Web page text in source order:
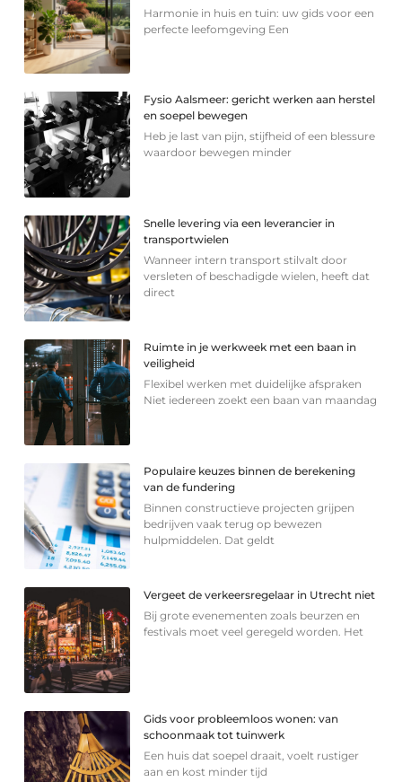
Harmonie in huis en tuin: uw gids voor een
perfecte leefomgeving Een
Fysio Aalsmeer: gericht werken aan herstel
en soepel bewegen
Heb je last van pijn, stijfheid of een blessure
waardoor bewegen minder
Snelle levering via een leverancier in
transportwielen
Wanneer intern transport stilvalt door
versleten of beschadigde wielen, heeft dat
direct
Ruimte in je werkweek met een baan in
veiligheid
Flexibel werken met duidelijke afspraken
Niet iedereen zoekt een baan van maandag
Populaire keuzes binnen de berekening
van de fundering
Binnen constructieve projecten grijpen
bedrijven vaak terug op bewezen
hulpmiddelen. Dat geldt
Vergeet de verkeersregelaar in Utrecht niet
Bij grote evenementen zoals beurzen en
festivals moet veel geregeld worden. Het
Gids voor probleemloos wonen: van
schoonmaak tot tuinwerk
Een huis dat soepel draait, voelt rustiger
aan en kost minder tijd